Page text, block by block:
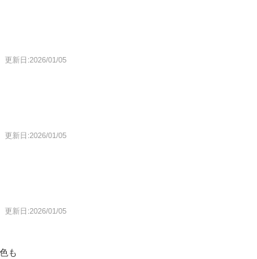
更新日:2026/01/05
更新日:2026/01/05
更新日:2026/01/05
も